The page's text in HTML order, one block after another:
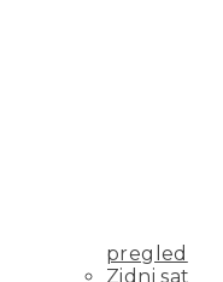
pregled
Zidni sat